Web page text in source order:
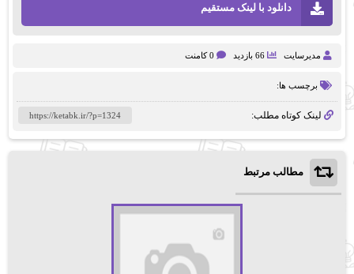
دانلود با لینک مستقیم
مدیرسایت 66 بازدید 0 کامنت
برچسب ها:
لینک کوتاه مطلب:
مطالب مرتبط